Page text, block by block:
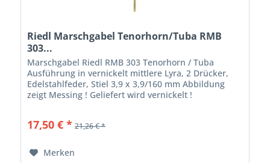
Riedl Marschgabel Tenorhorn/Tuba RMB
303...
Marschgabel Riedl RMB 303 Tenorhorn / Tuba
Ausführung in vernickelt mittlere Lyra, 2 Drücker,
Edelstahlfeder, Stiel 3,9 x 3,9/160 mm Abbildung
zeigt Messing ! Geliefert wird vernickelt !
17,50 € * 21,26 € *
Merken